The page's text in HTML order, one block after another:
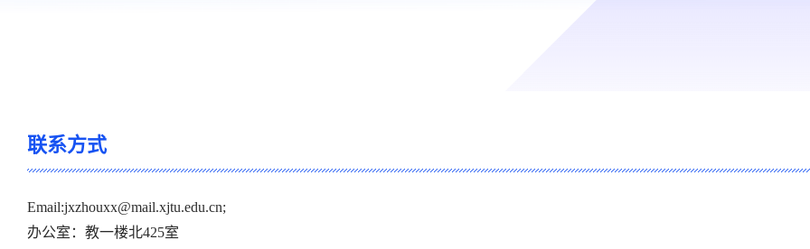
联系方式
Email:jxzhouxx@mail.xjtu.edu.cn;
办公室：教一楼北425室